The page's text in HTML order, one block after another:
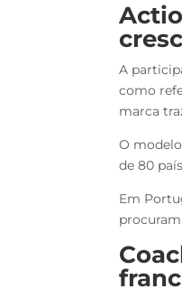
A
como
marca
O
de 80
Em